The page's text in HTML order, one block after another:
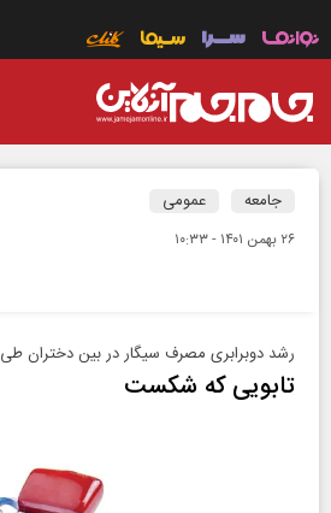
جامعه عمومی
۲۶ بهمن ۱۴۰۱ - ۱۰:۳۳
رشد دوبرابری مصرف سیگار در بین دختران طی ۱۰سال
تابویی که شکست